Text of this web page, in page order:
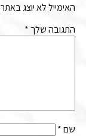
האימייל לא יוצג
התגובה שלך *
שם*